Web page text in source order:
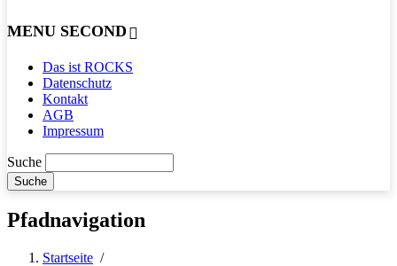
MENU SECOND
Das ist ROCKS
Datenschutz
Kontakt
AGB
Impressum
Suche
Pfadnavigation
Startseite /